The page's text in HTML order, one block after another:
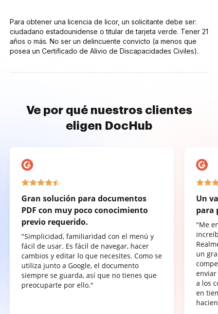
Para obtener una licencia de licor, un solicitante debe ser:
ciudadano estadounidense o titular de tarjeta verde. Tener 21
años o más. No ser un delincuente convicto (a menos que
posea un Certificado de Alivio de Discapacidades Civiles).
Ve por qué nuestros clientes
eligen DocHub
Gran solución para documentos
PDF con muy poco conocimiento
previo requerido.
"Simplicidad, familiaridad con el menú y
fácil de usar. Es fácil de navegar, hacer
cambios y editar lo que necesites. Como se
utiliza junto a Google, el documento
siempre se guarda, así que no tienes que
preocuparte por ello."
Un
para
"Me
un
a los
en